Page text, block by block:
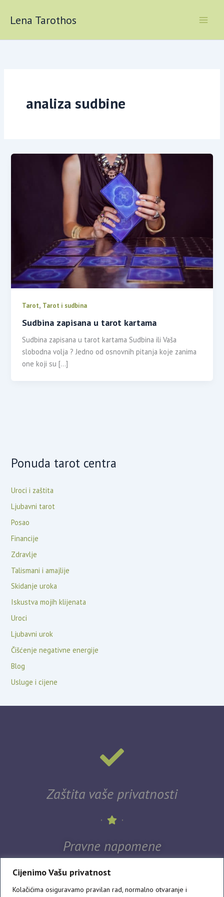
Cijenimo Vašu privatnost
Kolačićima osiguravamo pravilan rad, normalno otvaranje i
Lena Tarothos
analiza sudbine
Tarot, Tarot i sudbina
Sudbina zapisana u tarot kartama
Sudbina zapisana u tarot kartama Sudbina ili Vaša
slobodna volja ? Jedno od osnovnih pitanja koje zanima
one koji su […]
Ponuda tarot centra
Uroci i zaštita
Ljubavni tarot
Posao
Financije
Zdravlje
Talismani i amajlije
Skidanje uroka
Iskustva mojih klijenata
Uroci
Ljubavni urok
Čišćenje negativne energije
Blog
Usluge i cijene
Zaštita vaše privatnosti
Pravne napomene